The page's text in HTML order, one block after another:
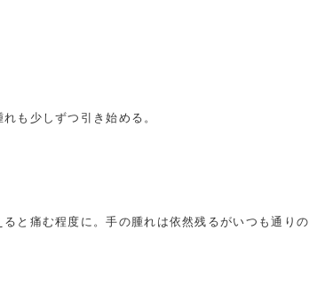
も少しずつ引き始める。
と痛む程度に。手の腫れは依然残るがいつも通りの